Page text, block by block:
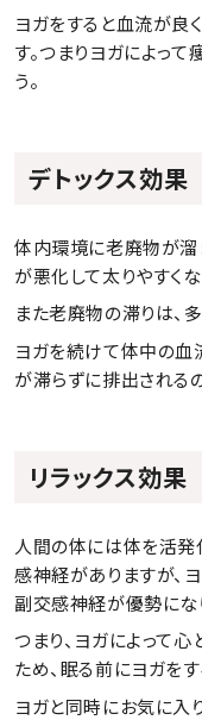
ヨガをすると血流が良
す。つまりヨガによっ
う。
デトックス効果
体内環境に老廃物が溜
が悪化して太りやすくな
また老廃物の滞りは、
ヨガを続けて体中の血
が滞らずに排出される
リラックス効果
人間の体には体を活発
感神経がありますが、
副交感神経が優勢にな
つまり、ヨガによって心
ため、眠る前にヨガを
ヨガと同時にお気に入